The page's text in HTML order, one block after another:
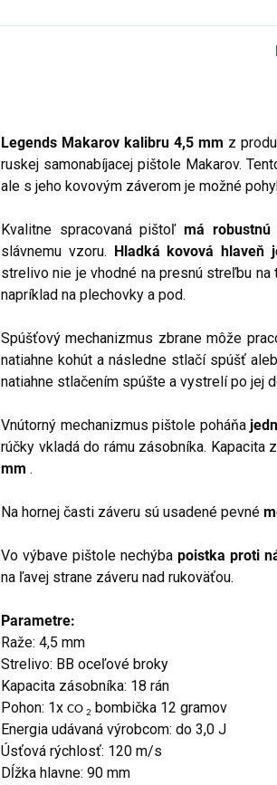
Legends Makarov kalibru 4,5 mm z
ruskej samonabíjacej pištole Makarov.
ale s jeho kovovým záverom je možné
Kvalitne spracovaná pištoľmá robustnú
slávnemu vzoru.
Hladká kovová hlaveň
strelivo nie je vhodné na presnú streľbu
napríklad na plechovky a pod.
Spúšťový mechanizmus zbrane môže
natiahne kohút a následne stlačí spúšť
natiahne stlačením spúšte a vystrelí po jej
Vnútorný mechanizmus pištole poháňa
rúčky vkladá do rámu zásobníka. Kapacita
mm .
Na hornej časti záveru sú usadené pevné
Vo výbave pištole nechýba poistka proti
na ľavej strane záveru nad rukoväťou.
Parametre:
Raže: 4,5 mm
Strelivo: BB oceľové broky
Kapacita zásobníka: 18 rán
Pohon: 1x CO 2
bombička 12 gramov
Energia udávaná výrobcom: do 3,0 J
Úsťová rýchlosť: 120 m/s
Dĺžka hlavne: 90 mm